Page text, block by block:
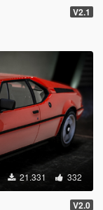
V2.1
21.331 332
V2.0